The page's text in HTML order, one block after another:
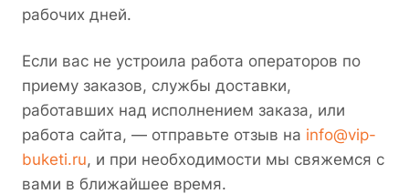
рабочих дней.
Если вас не устроила работа операторов по
приему заказов, службы доставки,
работавших над исполнением заказа, или
работа сайта, — отправьте отзыв на info@vip-
buketi.ru, и при необходимости мы свяжемся с
вами в ближайшее время.